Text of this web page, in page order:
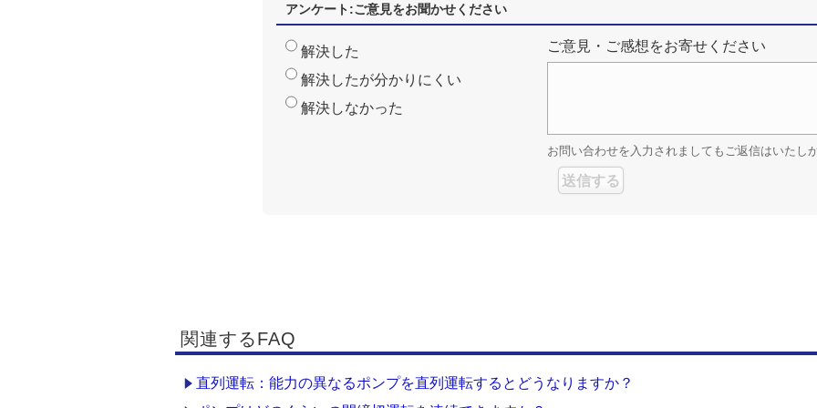
アンケート:ご意見をお聞かせください
解決した
解決したが分かりにくい
解決しなかった
ご意見・ご感想をお寄せください
お問い合わせを入力されましてもご返信はいたし
関連するFAQ
直列運転：能力の異なるポンプを直列運転するとどうなりますか？